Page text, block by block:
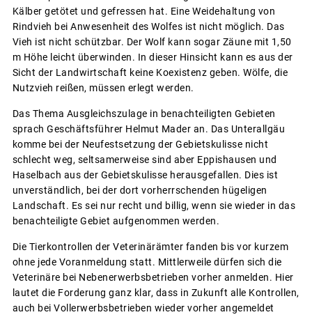
Kälber getötet und gefressen hat. Eine Weidehaltung von
Rindvieh bei Anwesenheit des Wolfes ist nicht möglich. Das
Vieh ist nicht schützbar. Der Wolf kann sogar Zäune mit 1,50
m Höhe leicht überwinden. In dieser Hinsicht kann es aus der
Sicht der Landwirtschaft keine Koexistenz geben. Wölfe, die
Nutzvieh reißen, müssen erlegt werden.
Das Thema Ausgleichszulage in benachteiligten Gebieten
sprach Geschäftsführer Helmut Mader an. Das Unterallgäu
komme bei der Neufestsetzung der Gebietskulisse nicht
schlecht weg, seltsamerweise sind aber Eppishausen und
Haselbach aus der Gebietskulisse herausgefallen. Dies ist
unverständlich, bei der dort vorherrschenden hügeligen
Landschaft. Es sei nur recht und billig, wenn sie wieder in das
benachteiligte Gebiet aufgenommen werden.
Die Tierkontrollen der Veterinärämter fanden bis vor kurzem
ohne jede Voranmeldung statt. Mittlerweile dürfen sich die
Veterinäre bei Nebenerwerbsbetrieben vorher anmelden. Hier
lautet die Forderung ganz klar, dass in Zukunft alle Kontrollen,
auch bei Vollerwerbsbetrieben wieder vorher angemeldet